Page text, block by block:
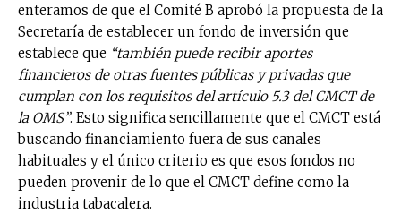
enteramos de que el Comité B aprobó la propuesta de la
Secretaría de establecer un fondo de inversión que
establece que “también puede recibir aportes
financieros de otras fuentes públicas y privadas que
cumplan con los requisitos del artículo 5.3 del CMCT de
la OMS”. Esto significa sencillamente que el CMCT está
buscando financiamiento fuera de sus canales
habituales y el único criterio es que esos fondos no
pueden provenir de lo que el CMCT define como la
industria tabacalera.